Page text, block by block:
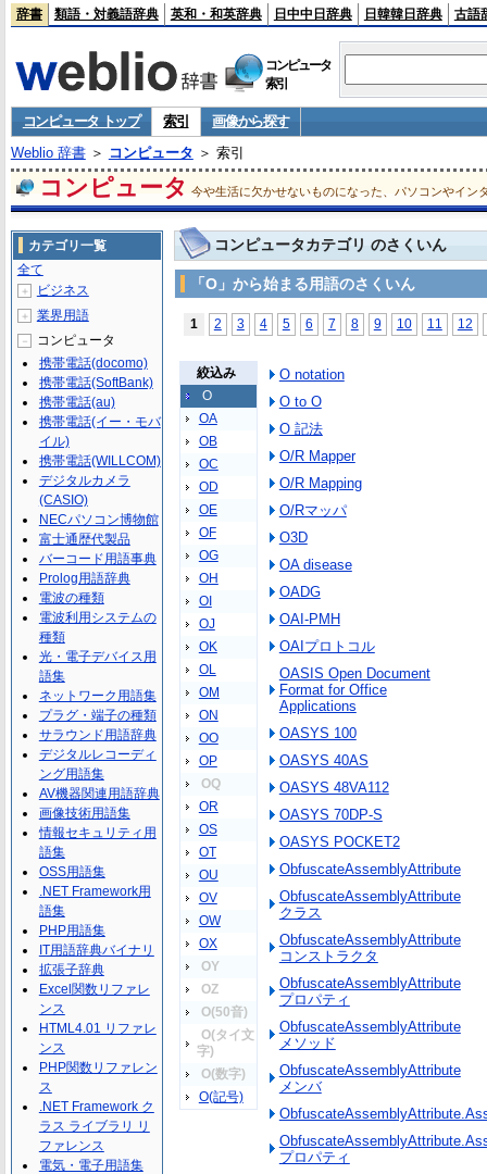
辞書 類語・対義語辞典 英和・和英辞典 日中中日辞典 日韓韓日辞典 古語
コンピュータ
索引
コンピュータ トップ 索引
画像から探す
Weblio 辞書＞ コンピュータ ＞ 索引
コンピュータ 今や生活に欠かせないものになった、パソコンやイン
コンピュータカテゴリ のさくいん
「O」から始まる用語のさくいん
1 2 3 4 5 6 7 8 9 10 11 12
絞込み
O
OA
OB
OC
OD
OE
OF
OG
OH
OI
OJ
OK
OL
OM
ON
OO
OP
OQ
OR
OS
OT
OU
OV
OW
OX
OY
OZ
O(50音)
O(タイ文
字)
O(数字)
O(記号)
O notation
O to O
O 記法
O/R Mapper
O/R Mapping
O/Rマッパ
O3D
OA disease
OADG
OAI-PMH
OAIプロトコル
OASIS Open Document
Format for Office
Applications
OASYS 100
OASYS 40AS
OASYS 48VA112
OASYS 70DP-S
OASYS POCKET2
ObfuscateAssemblyAttribute
ObfuscateAssemblyAttribute
クラス
ObfuscateAssemblyAttribute
コンストラクタ
ObfuscateAssemblyAttribute
プロパティ
ObfuscateAssemblyAttribute
メソッド
ObfuscateAssemblyAttribute
メンバ
プロパティ
カテゴリ一覧
全て
＋ ビジネス
＋ 業界用語
－
コンピュータ
携帯電話(docomo)
携帯電話(SoftBank)
携帯電話(au)
携帯電話(イー・モバ
イル)
携帯電話(WILLCOM)
デジタルカメラ
(CASIO)
NECパソコン博物館
富士通歴代製品
バーコード用語事典
Prolog用語辞典
電波の種類
電波利用システムの
種類
光・電子デバイス用
語集
ネットワーク用語集
プラグ・端子の種類
サラウンド用語辞典
デジタルレコーディ
ング用語集
AV機器関連用語辞典
画像技術用語集
情報セキュリティ用
語集
OSS用語集
.NET Framework用
語集
PHP用語集
IT用語辞典バイナリ
拡張子辞典
Excel関数リファレ
ンス
HTML4.01 リファレ
ンス
PHP関数リファレン
ス
.NET Framework ク
ラス ライブラリ リ
ファレンス
電気・電子用語集